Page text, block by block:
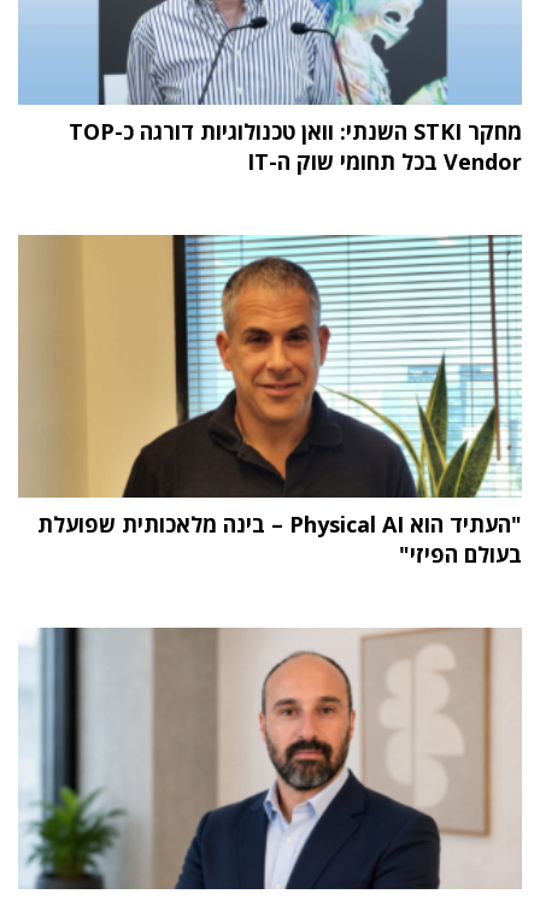
מחקר STKI השנתי: וואן טכנולוגיות דורגה כ-TOP
Vendor בכל תחומי שוק ה-IT
"העתיד הוא Physical AI – בינה מלאכותית שפועלת
בעולם הפיזי"